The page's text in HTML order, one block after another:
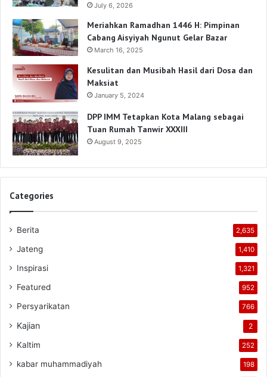
July 6, 2026
Meriahkan Ramadhan 1446 H: Pimpinan
Cabang Aisyiyah Ngunut Gelar Bazar
March 16, 2025
Kesulitan dan Musibah Hasil dari Dosa dan
Maksiat
January 5, 2024
DPP IMM Tetapkan Kota Malang sebagai
Tuan Rumah Tanwir XXXIII
August 9, 2025
Categories
Berita 2,635
Jateng 1,410
Inspirasi 1,321
Featured 952
Persyarikatan 766
Kajian 2
Kaltim 252
kabar muhammadiyah 198